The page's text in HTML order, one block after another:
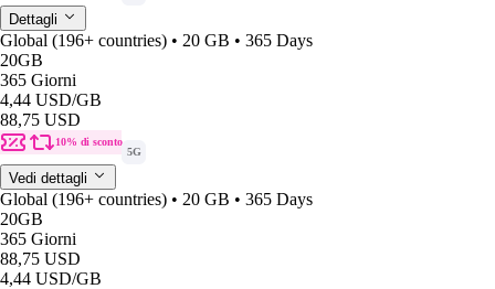
Dettagli
Global (196+ countries) • 20 GB • 365 Days
20GB
365 Giorni
4,44 USD/GB
88,75 USD
10% di sconto
5G
Vedi dettagli
Global (196+ countries) • 20 GB • 365 Days
20GB
365 Giorni
88,75 USD
4,44 USD/GB